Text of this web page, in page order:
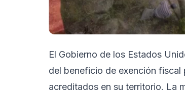
El Gobierno de los Estados
del beneficio de exención
acreditados en su territorio. La